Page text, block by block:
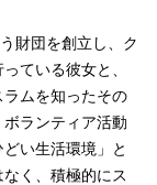
財団を創立し、ク
ている彼女と、
ムを知ったその
ランティア活動
い生活環境」と
く、積極的にス